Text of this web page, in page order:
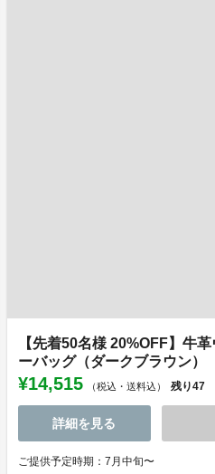
【先着50名様 20%OFF】牛
ーバッグ（ダークブラウン）
¥14,515 （税込・送料込） 残り47
詳細を見る
ご提供予定時期：7月中旬〜